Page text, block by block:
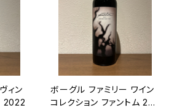
ィン
2022
ボーグル ファミリー ワイン
コレクション ファントム 202